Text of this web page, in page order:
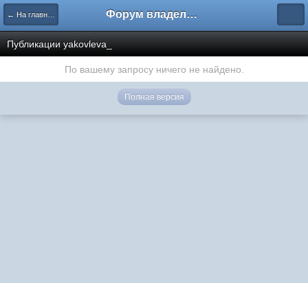
← На главную Форум владельцев интернет-магазинов
Публикации yakovleva_
По вашему запросу ничего не найдено.
Полная версия